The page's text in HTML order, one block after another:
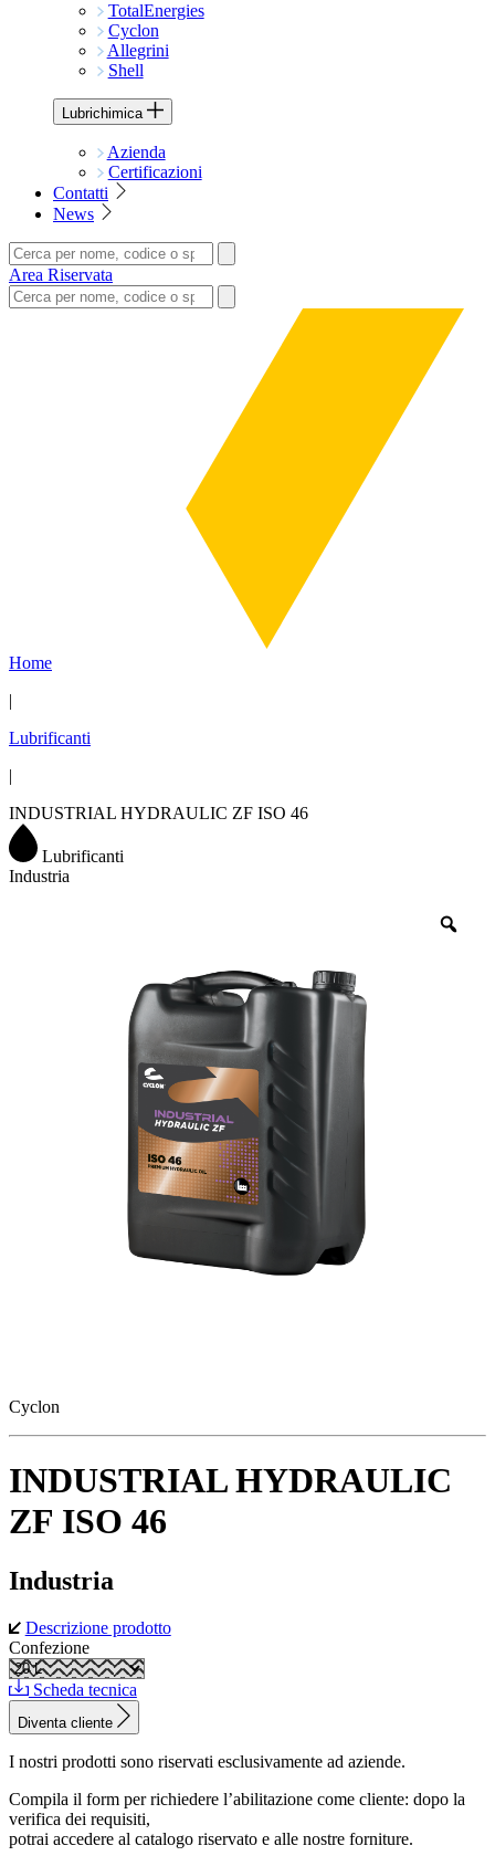
TotalEnergies
Cyclon
Allegrini
Shell
Lubrichimica
Azienda
Certificazioni
Contatti
News
Area Riservata
Home
|
Lubrificanti
|
INDUSTRIAL HYDRAULIC ZF ISO 46
Lubrificanti
Industria
Cyclon
INDUSTRIAL HYDRAULIC
ZF ISO 46
Industria
Descrizione prodotto
Confezione
Scheda tecnica
Diventa cliente
I nostri prodotti sono riservati esclusivamente ad aziende.
Compila il form per richiedere l’abilitazione come cliente: dopo la
verifica dei requisiti,
potrai accedere al catalogo riservato e alle nostre forniture.